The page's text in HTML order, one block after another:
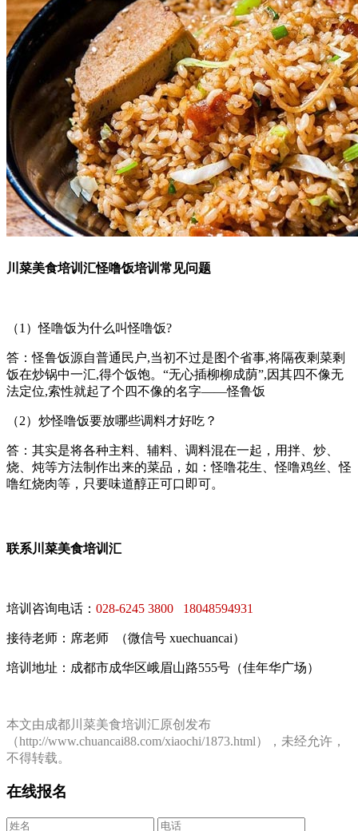
川菜美食培训汇怪噜饭培训常见问题
（1）怪噜饭为什么叫怪噜饭?
答：怪鲁饭源自普通民户,当初不过是图个省事,将隔夜剩菜剩
饭在炒锅中一汇,得个饭饱。“无心插柳柳成荫”,因其四不像无
法定位,索性就起了个四不像的名字——怪鲁饭
（2）炒怪噜饭要放哪些调料才好吃？
答：其实是将各种主料、辅料、调料混在一起，用拌、炒、
烧、炖等方法制作出来的菜品，如：怪噜花生、怪噜鸡丝、怪
噜红烧肉等，只要味道醇正可口即可。
联系川菜美食培训汇
培训咨询电话： 028-6245 3800 18048594931
接待老师：席老师 （微信号 xuechuancai）
培训地址：成都市成华区峨眉山路555号（佳年华广场）
本文由成都川菜美食培训汇原创发布
（http://www.chuancai88.com/xiaochi/1873.html），未经允许，
不得转载。
在线报名